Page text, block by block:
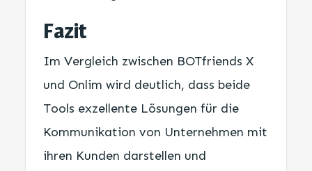
Fazit
Im Vergleich zwischen BOTfriends X
und Onlim wird deutlich, dass beide
Tools exzellente Lösungen für die
Kommunikation von Unternehmen mit
ihren Kunden darstellen und